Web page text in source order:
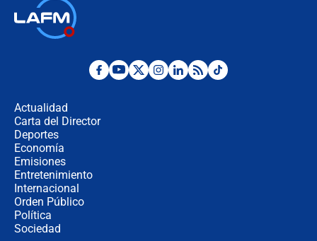
¿Por qué De la Espriella gobernará
Actualidad
Carta del Director
Deportes
Economía
Emisiones
Entretenimiento
Internacional
Orden Público
Política
Sociedad